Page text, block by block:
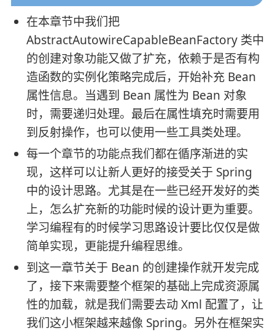
在本章节中我们把
AbstractAutowireCapableBeanFactory 类中
的创建对象功能又做了扩充，依赖于是否有构
造函数的实例化策略完成后，开始补充 Bean
属性信息。当遇到 Bean 属性为 Bean 对象
时，需要递归处理。最后在属性填充时需要用
到反射操作，也可以使用一些工具类处理。
每一个章节的功能点我们都在循序渐进的实
现，这样可以让新人更好的接受关于 Spring
中的设计思路。尤其是在一些已经开发好的类
上，怎么扩充新的功能时候的设计更为重要。
学习编程有的时候学习思路设计要比仅仅是做
简单实现，更能提升编程思维。
到这一章节关于 Bean 的创建操作就开发完成
了，接下来需要整个框架的基础上完成资源属
性的加载，就是我们需要去动 Xml 配置了，让
我们这小框架越来越像 Spring。另外在框架实